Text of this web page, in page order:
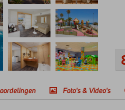
Foto's & Video's